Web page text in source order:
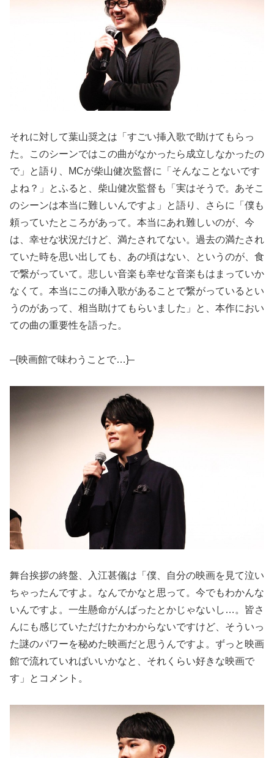
それに対して葉山奨之は「すごい挿入歌で助けてもらっ
た。このシーンではこの曲がなかったら成立しなかったの
で」と語り、MCが柴山健次監督に「そんなことないです
よね？」とふると、柴山健次監督も「実はそうで。あそこ
のシーンは本当に難しいんですよ」と語り、さらに「僕も
頼っていたところがあって。本当にあれ難しいのが、今
は、幸せな状況だけど、満たされてない。過去の満たされ
ていた時を思い出しても、あの頃はない、というのが、食
で繋がっていて。悲しい音楽も幸せな音楽もはまっていか
なくて。本当にこの挿入歌があることで繋がっているとい
うのがあって、相当助けてもらいました」と、本作におい
ての曲の重要性を語った。
–{映画館で味わうことで…}–
舞台挨拶の終盤、入江甚儀は「僕、自分の映画を見て泣い
ちゃったんですよ。なんでかなと思って。今でもわかんな
いんですよ。一生懸命がんばったとかじゃないし…。皆さ
んにも感じていただけたかわからないですけど、そういっ
た謎のパワーを秘めた映画だと思うんですよ。ずっと映画
館で流れていればいいかなと、それくらい好きな映画で
す」とコメント。